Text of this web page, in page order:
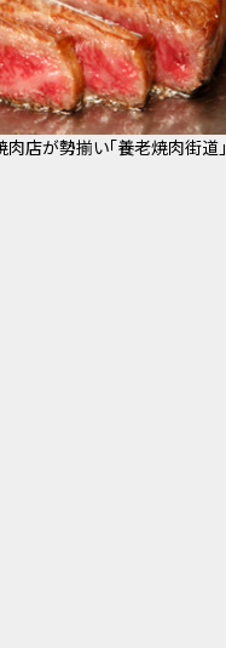
店が勢揃い「養老焼肉街道」